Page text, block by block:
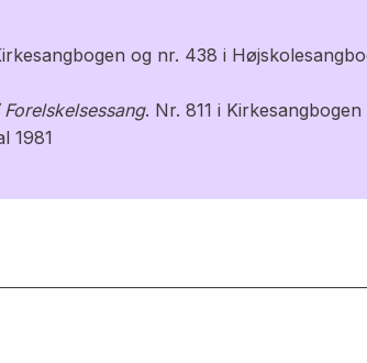
og nr. 438 i
. Nr. 811 i
1981